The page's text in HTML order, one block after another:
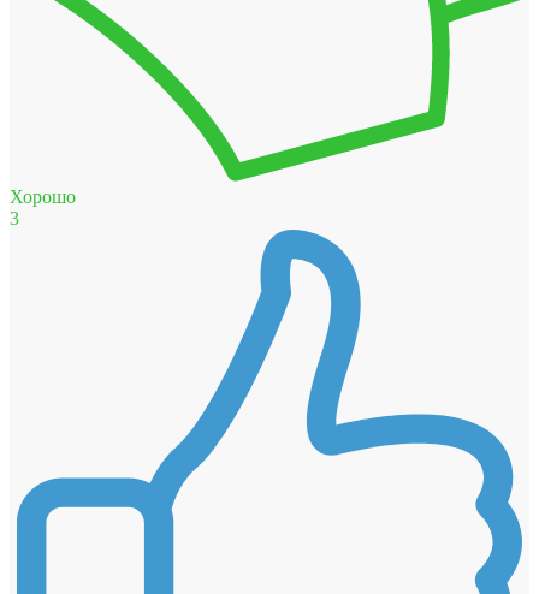
Хорошо
3